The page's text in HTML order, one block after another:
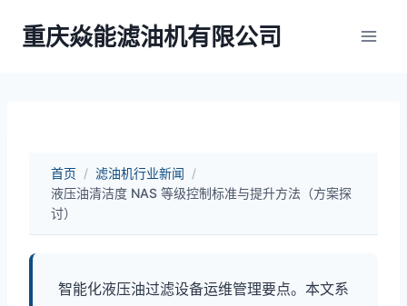
重庆焱能滤油机有限公司
首页 / 滤油机行业新闻 /
液压油清洁度 NAS 等级控制标准与提升方法（方案探
讨）
智能化液压油过滤设备运维管理要点。本文系